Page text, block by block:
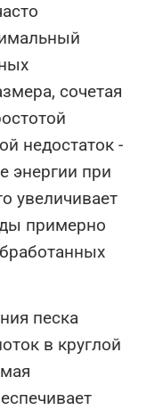
сочетая
недостаток -
энергии при
увеличивает
примерно
песка
в круглой